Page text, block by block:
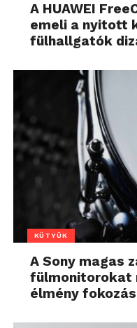
A HUAWEI
emeli a nyitott
fülhallgatók
KÜTYÜK
A Sony magas
fülmonitorokat
élmény